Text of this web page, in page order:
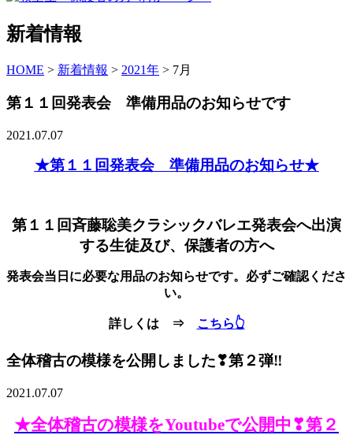
新着情報
HOME > 新着情報 > 2021年 > 7月
第１１回発表会 準備用品のお知らせです
2021.07.07
★第１１回発表会 準備用品のお知らせ★
第１１回斉藤聡美クラシックバレエ発表会へ出演
する生徒及び、保護者の方へ
発表会当日に必要な用品のお知らせです。 必ずご確認くださ
い。
詳しくは ⇒ こちら👆
全体稽古の模様を公開しました❣第２弾‼
2021.07.07
★全体稽古の模様をYoutubeで公開中❣第２